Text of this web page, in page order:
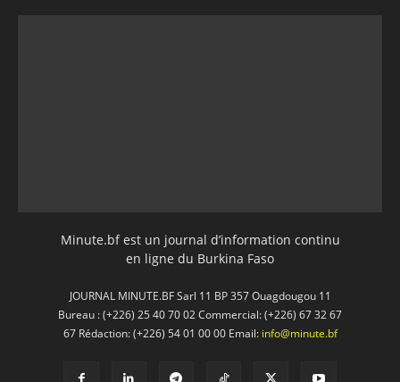
Minute.bf est un journal d’information continu
en ligne du Burkina Faso
JOURNAL MINUTE.BF Sarl 11 BP 357 Ouagdougou 11
Bureau : (+226) 25 40 70 02 Commercial: (+226) 67 32 67
67 Rédaction: (+226) 54 01 00 00 Email: info@minute.bf